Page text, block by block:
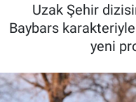
Uzak Şehir
Baybars
yeni
İnanç
Kadın & Aile
Kültür & Sanat